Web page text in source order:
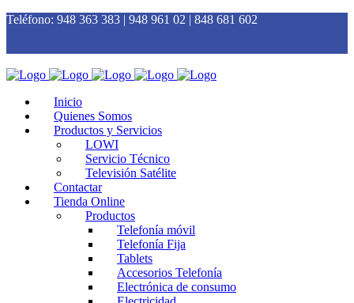
Teléfono: 948 363 383 | 948 961 02 | 848 681 602
Inicio
Quienes Somos
Productos y Servicios
LOWI
Servicio Técnico
Televisión Satélite
Contactar
Tienda Online
Productos
Telefonía móvil
Telefonía Fija
Tablets
Accesorios Telefonía
Electrónica de consumo